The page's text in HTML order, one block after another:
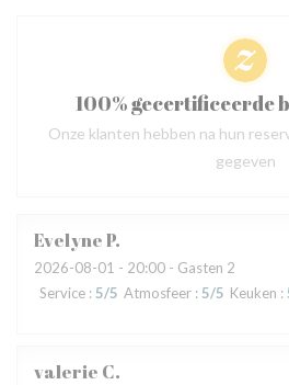
EvelyneP
2026-08-01 - 20:00 - Gasten 2
Service : 5/5 Atmosfeer : 5/5 Keuken :
valerie C
100% gecertificeerde
Onze klanten hebben na hun
gegeven